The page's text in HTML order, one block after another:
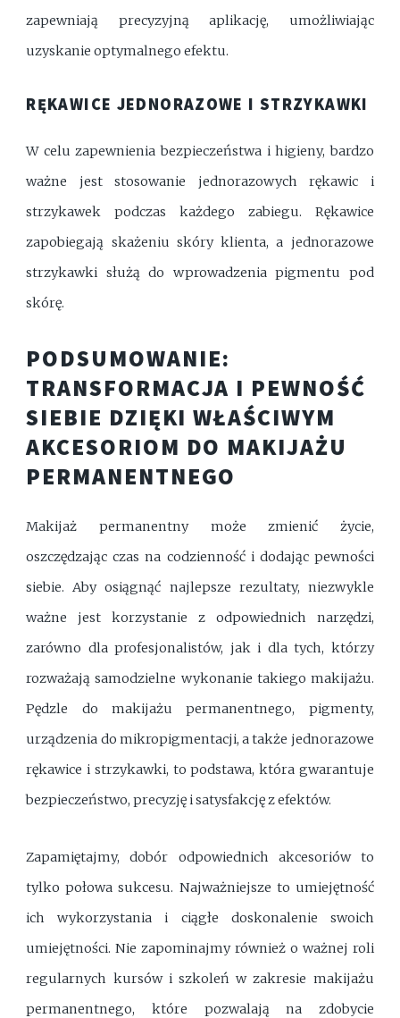
zapewniają precyzyjną aplikację, umożliwiając
uzyskanie optymalnego efektu.
RĘKAWICE JEDNORAZOWE I STRZYKAWKI
W celu zapewnienia bezpieczeństwa i higieny, bardzo
ważne jest stosowanie jednorazowych rękawic i
strzykawek podczas każdego zabiegu. Rękawice
zapobiegają skażeniu skóry klienta, a jednorazowe
strzykawki służą do wprowadzenia pigmentu pod
skórę.
PODSUMOWANIE:
TRANSFORMACJA I PEWNOŚĆ
SIEBIE DZIĘKI WŁAŚCIWYM
AKCESORIOM DO MAKIJAŻU
PERMANENTNEGO
Makijaż permanentny może zmienić życie,
oszczędzając czas na codzienność i dodając pewności
siebie. Aby osiągnąć najlepsze rezultaty, niezwykle
ważne jest korzystanie z odpowiednich narzędzi,
zarówno dla profesjonalistów, jak i dla tych, którzy
rozważają samodzielne wykonanie takiego makijażu.
Pędzle do makijażu permanentnego, pigmenty,
urządzenia do mikropigmentacji, a także jednorazowe
rękawice i strzykawki, to podstawa, która gwarantuje
bezpieczeństwo, precyzję i satysfakcję z efektów.
Zapamiętajmy, dobór odpowiednich akcesoriów to
tylko połowa sukcesu. Najważniejsze to umiejętność
ich wykorzystania i ciągłe doskonalenie swoich
umiejętności. Nie zapominajmy również o ważnej roli
regularnych kursów i szkoleń w zakresie makijażu
permanentnego, które pozwalają na zdobycie